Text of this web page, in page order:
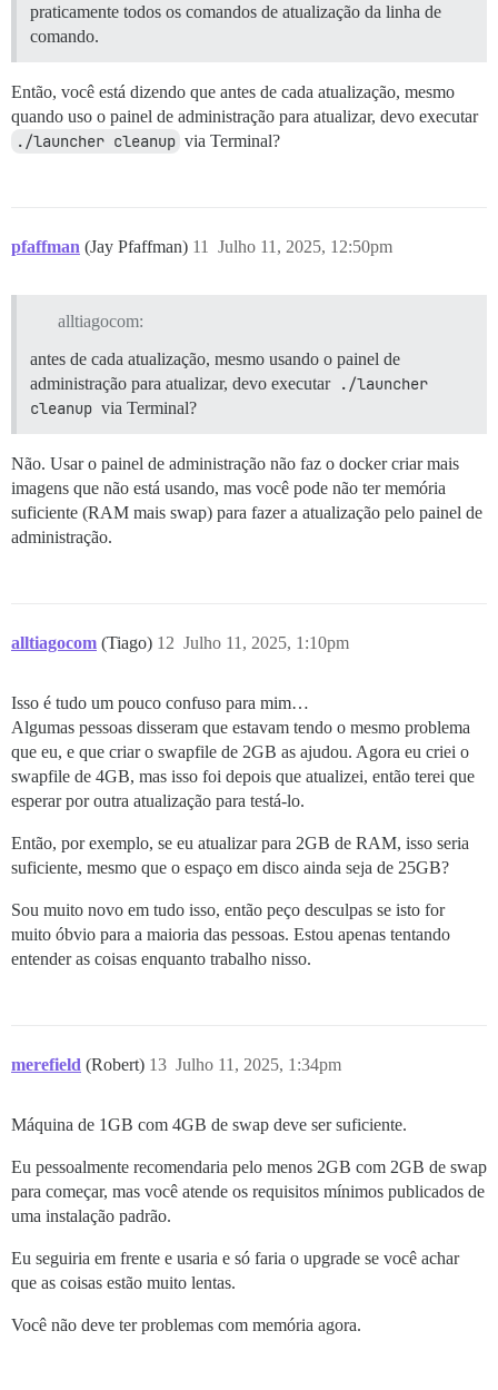
praticamente todos os comandos de atualização da linha de
comando.
Então, você está dizendo que antes de cada atualização, mesmo
quando uso o painel de administração para atualizar, devo executar
./launcher cleanup via Terminal?
pfaffman (Jay Pfaffman) Julho 11, 2025, 12:50pm
11
alltiagocom:
antes de cada atualização, mesmo usando o painel de
administração para atualizar, devo executar ./launcher
cleanup via Terminal?
Não. Usar o painel de administração não faz o docker criar mais
imagens que não está usando, mas você pode não ter memória
suficiente (RAM mais swap) para fazer a atualização pelo painel de
administração.
alltiagocom (Tiago) Julho 11, 2025, 1:10pm
12
Isso é tudo um pouco confuso para mim…
Algumas pessoas disseram que estavam tendo o mesmo problema
que eu, e que criar o swapfile de 2GB as ajudou. Agora eu criei o
swapfile de 4GB, mas isso foi depois que atualizei, então terei que
esperar por outra atualização para testá-lo.
Então, por exemplo, se eu atualizar para 2GB de RAM, isso seria
suficiente, mesmo que o espaço em disco ainda seja de 25GB?
Sou muito novo em tudo isso, então peço desculpas se isto for
muito óbvio para a maioria das pessoas. Estou apenas tentando
entender as coisas enquanto trabalho nisso.
merefield (Robert) Julho 11, 2025, 1:34pm
13
Máquina de 1GB com 4GB de swap deve ser suficiente.
Eu pessoalmente recomendaria pelo menos 2GB com 2GB de swap
para começar, mas você atende os requisitos mínimos publicados de
uma instalação padrão.
Eu seguiria em frente e usaria e só faria o upgrade se você achar
que as coisas estão muito lentas.
Você não deve ter problemas com memória agora.